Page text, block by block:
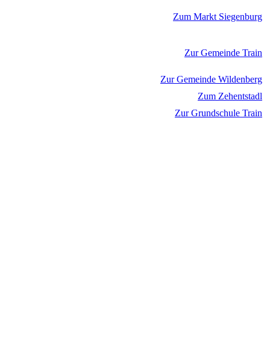
Zum Markt Siegenburg
Zur Gemeinde Train
Zur Gemeinde Wildenberg
Zum Zehentstadl
Zur Grundschule Train